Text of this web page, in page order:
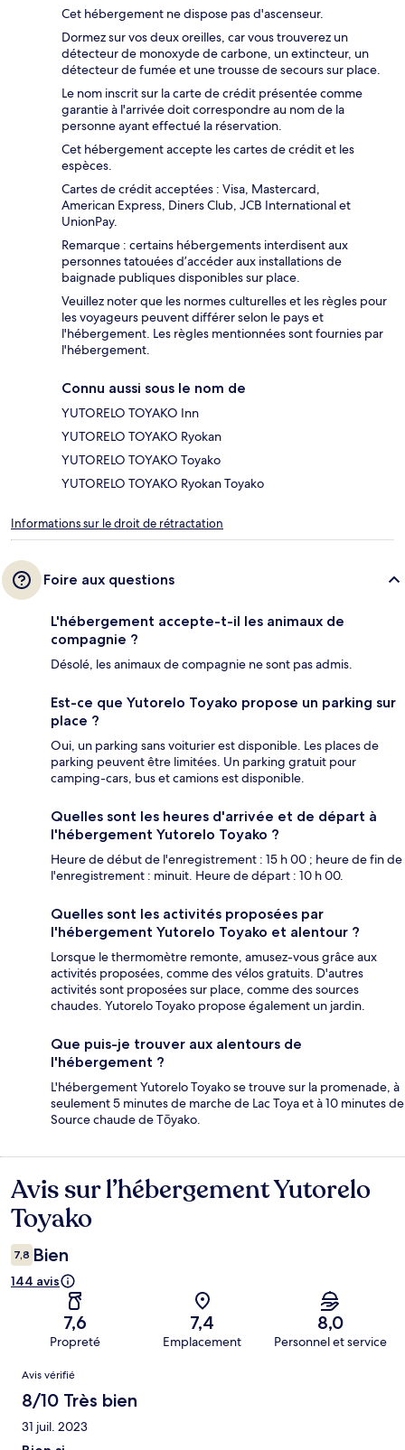
Cet hébergement ne dispose pas d'ascenseur.
Dormez sur vos deux oreilles, car vous trouverez un
détecteur de monoxyde de carbone, un extincteur, un
détecteur de fumée et une trousse de secours sur place.
Le nom inscrit sur la carte de crédit présentée comme
garantie à l'arrivée doit correspondre au nom de la
personne ayant effectué la réservation.
Cet hébergement accepte les cartes de crédit et les
espèces.
Cartes de crédit acceptées : Visa, Mastercard,
American Express, Diners Club, JCB International et
UnionPay.
Remarque : certains hébergements interdisent aux
personnes tatouées d’accéder aux installations de
baignade publiques disponibles sur place.
Veuillez noter que les normes culturelles et les règles pour
les voyageurs peuvent différer selon le pays et
l'hébergement. Les règles mentionnées sont fournies par
l'hébergement.
Connu aussi sous le nom de
YUTORELO TOYAKO Inn
YUTORELO TOYAKO Ryokan
YUTORELO TOYAKO Toyako
YUTORELO TOYAKO Ryokan Toyako
Informations sur le droit de rétractation
Foire aux questions
L'hébergement accepte-t-il les animaux de
compagnie ?
Désolé, les animaux de compagnie ne sont pas admis.
Est-ce que Yutorelo Toyako propose un parking sur
place ?
Oui, un parking sans voiturier est disponible. Les places de
parking peuvent être limitées. Un parking gratuit pour
camping-cars, bus et camions est disponible.
Quelles sont les heures d'arrivée et de départ à
l'hébergement Yutorelo Toyako ?
Heure de début de l'enregistrement : 15 h 00 ; heure de fin de
l'enregistrement : minuit. Heure de départ : 10 h 00.
Quelles sont les activités proposées par
l'hébergement Yutorelo Toyako et alentour ?
Lorsque le thermomètre remonte, amusez-vous grâce aux
activités proposées, comme des vélos gratuits. D'autres
activités sont proposées sur place, comme des sources
chaudes. Yutorelo Toyako propose également un jardin.
Que puis-je trouver aux alentours de
l'hébergement ?
L'hébergement Yutorelo Toyako se trouve sur la promenade, à
seulement 5 minutes de marche de Lac Toya et à 10 minutes de
Source chaude de Tōyako.
Avis
Avis sur l’hébergement Yutorelo
Toyako
7,8 Bien
144 avis
7,6
Propreté
7,4
Emplacement
8,0
Personnel et service
Avis
Avis vérifié
8/10 Très bien
31 juil. 2023